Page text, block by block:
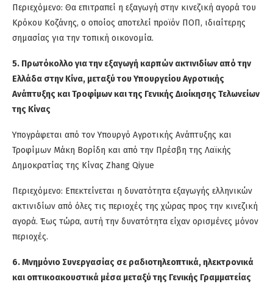
Περιεχόμενο: Θα επιτραπεί η εξαγωγή στην κινεζική αγορά του
Κρόκου Κοζάνης, ο οποίος αποτελεί προϊόν ΠΟΠ, ιδιαίτερης
σημασίας για την τοπική οικονομία.
5. Πρωτόκολλο για την εξαγωγή καρπών ακτινιδίων από την
Ελλάδα στην Κίνα, μεταξύ του Υπουργείου Αγροτικής
Ανάπτυξης και Τροφίμων και της Γενικής Διοίκησης Τελωνείων
της Κίνας
Υπογράφεται από τον Υπουργό Αγροτικής Ανάπτυξης και
Τροφίμων Μάκη Βορίδη και από την Πρέσβη της Λαϊκής
Δημοκρατίας της Κίνας Zhang Qiyue
Περιεχόμενο: Επεκτείνεται η δυνατότητα εξαγωγής ελληνικών
ακτινιδίων από όλες τις περιοχές της χώρας προς την κινεζική
αγορά. Έως τώρα, αυτή την δυνατότητα είχαν ορισμένες μόνον
περιοχές.
6. Μνημόνιο Συνεργασίας σε ραδιοτηλεοπτικά, ηλεκτρονικά
και οπτικοακουστικά μέσα μεταξύ της Γενικής Γραμματείας